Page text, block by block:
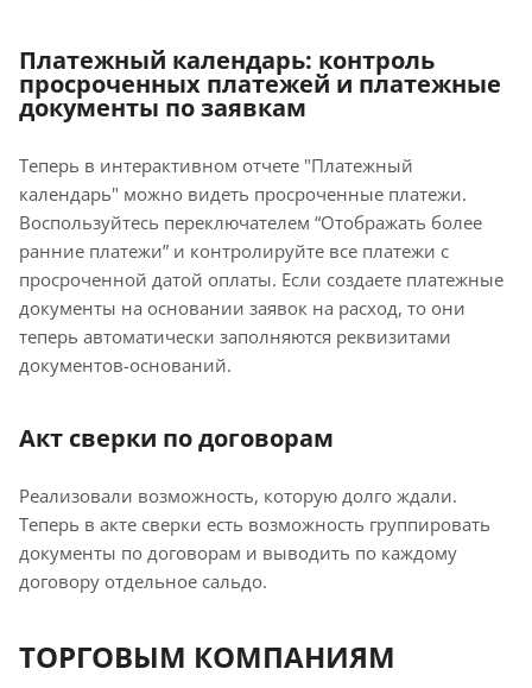
Платежный календарь: контроль
просроченных платежей и платежные
документы по заявкам
Теперь в интерактивном отчете "Платежный
календарь" можно видеть просроченные платежи.
Воспользуйтесь переключателем “Отображать более
ранние платежи” и контролируйте все платежи с
просроченной датой оплаты. Если создаете платежные
документы на основании заявок на расход, то они
теперь автоматически заполняются реквизитами
документов-оснований.
Акт сверки по договорам
Реализовали возможность, которую долго ждали.
Теперь в акте сверки есть возможность группировать
документы по договорам и выводить по каждому
договору отдельное сальдо.
ТОРГОВЫМ КОМПАНИЯМ